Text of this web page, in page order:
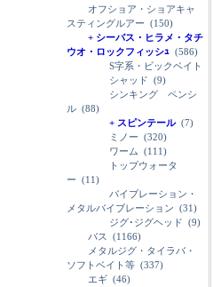
オフショア・ショアキャ
スティングルアー (150)
+ シーバス・ヒラメ・タチ
ウオ・ロックフィッシｭ (586)
S字系・ビックベイト
シャッド (9)
シンキング ペンシ
ル (88)
+ スピンテール(7)
ミノー (320)
ワーム (111)
トップウォータ
ー (11)
バイブレーション・
メタルバイブレーション (31)
ジグ･ジグヘッド (9)
バス
(1166)
メタルジグ・タイラバ・
ソフトベイト等 (337)
エギ (46)